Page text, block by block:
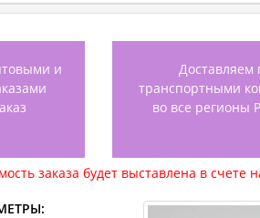
и
Доставляем
транспортными
во все регионы
заказа будет выставлена в